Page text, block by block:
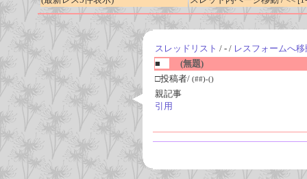
スレッドリスト / - / レスフォームへ移
■
(無題)
□投稿者/ (##)-()
親記事
引用